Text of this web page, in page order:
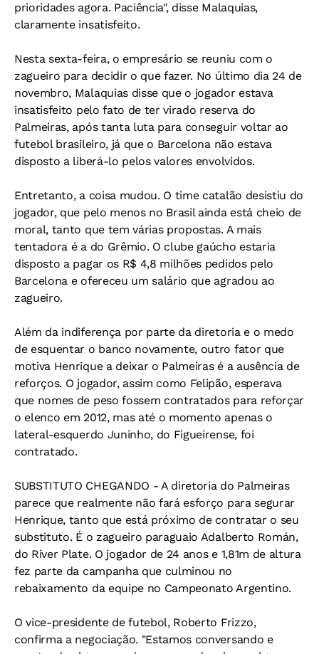
prioridades agora. Paciência", disse Malaquias,
claramente insatisfeito.
Nesta sexta-feira, o empresário se reuniu com o
zagueiro para decidir o que fazer. No último dia 24 de
novembro, Malaquias disse que o jogador estava
insatisfeito pelo fato de ter virado reserva do
Palmeiras, após tanta luta para conseguir voltar ao
futebol brasileiro, já que o Barcelona não estava
disposto a liberá-lo pelos valores envolvidos.
Entretanto, a coisa mudou. O time catalão desistiu do
jogador, que pelo menos no Brasil ainda está cheio de
moral, tanto que tem várias propostas. A mais
tentadora é a do Grêmio. O clube gaúcho estaria
disposto a pagar os R$ 4,8 milhões pedidos pelo
Barcelona e ofereceu um salário que agradou ao
zagueiro.
Além da indiferença por parte da diretoria e o medo
de esquentar o banco novamente, outro fator que
motiva Henrique a deixar o Palmeiras é a ausência de
reforços. O jogador, assim como Felipão, esperava
que nomes de peso fossem contratados para reforçar
o elenco em 2012, mas até o momento apenas o
lateral-esquerdo Juninho, do Figueirense, foi
contratado.
SUBSTITUTO CHEGANDO - A diretoria do Palmeiras
parece que realmente não fará esforço para segurar
Henrique, tanto que está próximo de contratar o seu
substituto. É o zagueiro paraguaio Adalberto Román,
do River Plate. O jogador de 24 anos e 1,81m de altura
fez parte da campanha que culminou no
rebaixamento da equipe no Campeonato Argentino.
O vice-presidente de futebol, Roberto Frizzo,
confirma a negociação. "Estamos conversando e